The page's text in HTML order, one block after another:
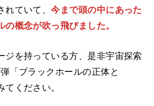
れていて、今まで頭の中にあった
の概念が吹っ飛びました。
ジを持っている方、是非宇宙探索
「ブラックホールの正体と
てください。